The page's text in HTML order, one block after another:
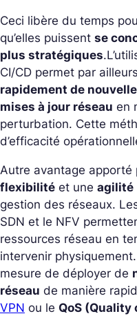
Ceci libère du temps
qu’elles puissent se
plus stratégiques.
CI/CD permet par ailleurs
rapidement de
mises à jour réseau en
perturbation. Cette
d’efficacité
Autre avantage apporté
flexibilité et une agilité
gestion des réseaux.
SDN et le NFV
ressources réseau en
intervenir physiquement.
mesure de déployer de
réseau de manière
VPN ou le QoS (Quality